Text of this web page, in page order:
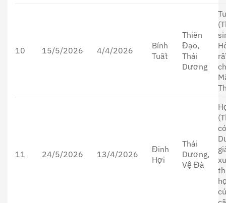
10 15/5/2026 4/4/2026
Bính
Tuất
Thiên
Đạo,
Thái
Dương
11 24/5/2026 13/4/2026
Đinh
Hợi
Thái
Dương,
Vệ Đà